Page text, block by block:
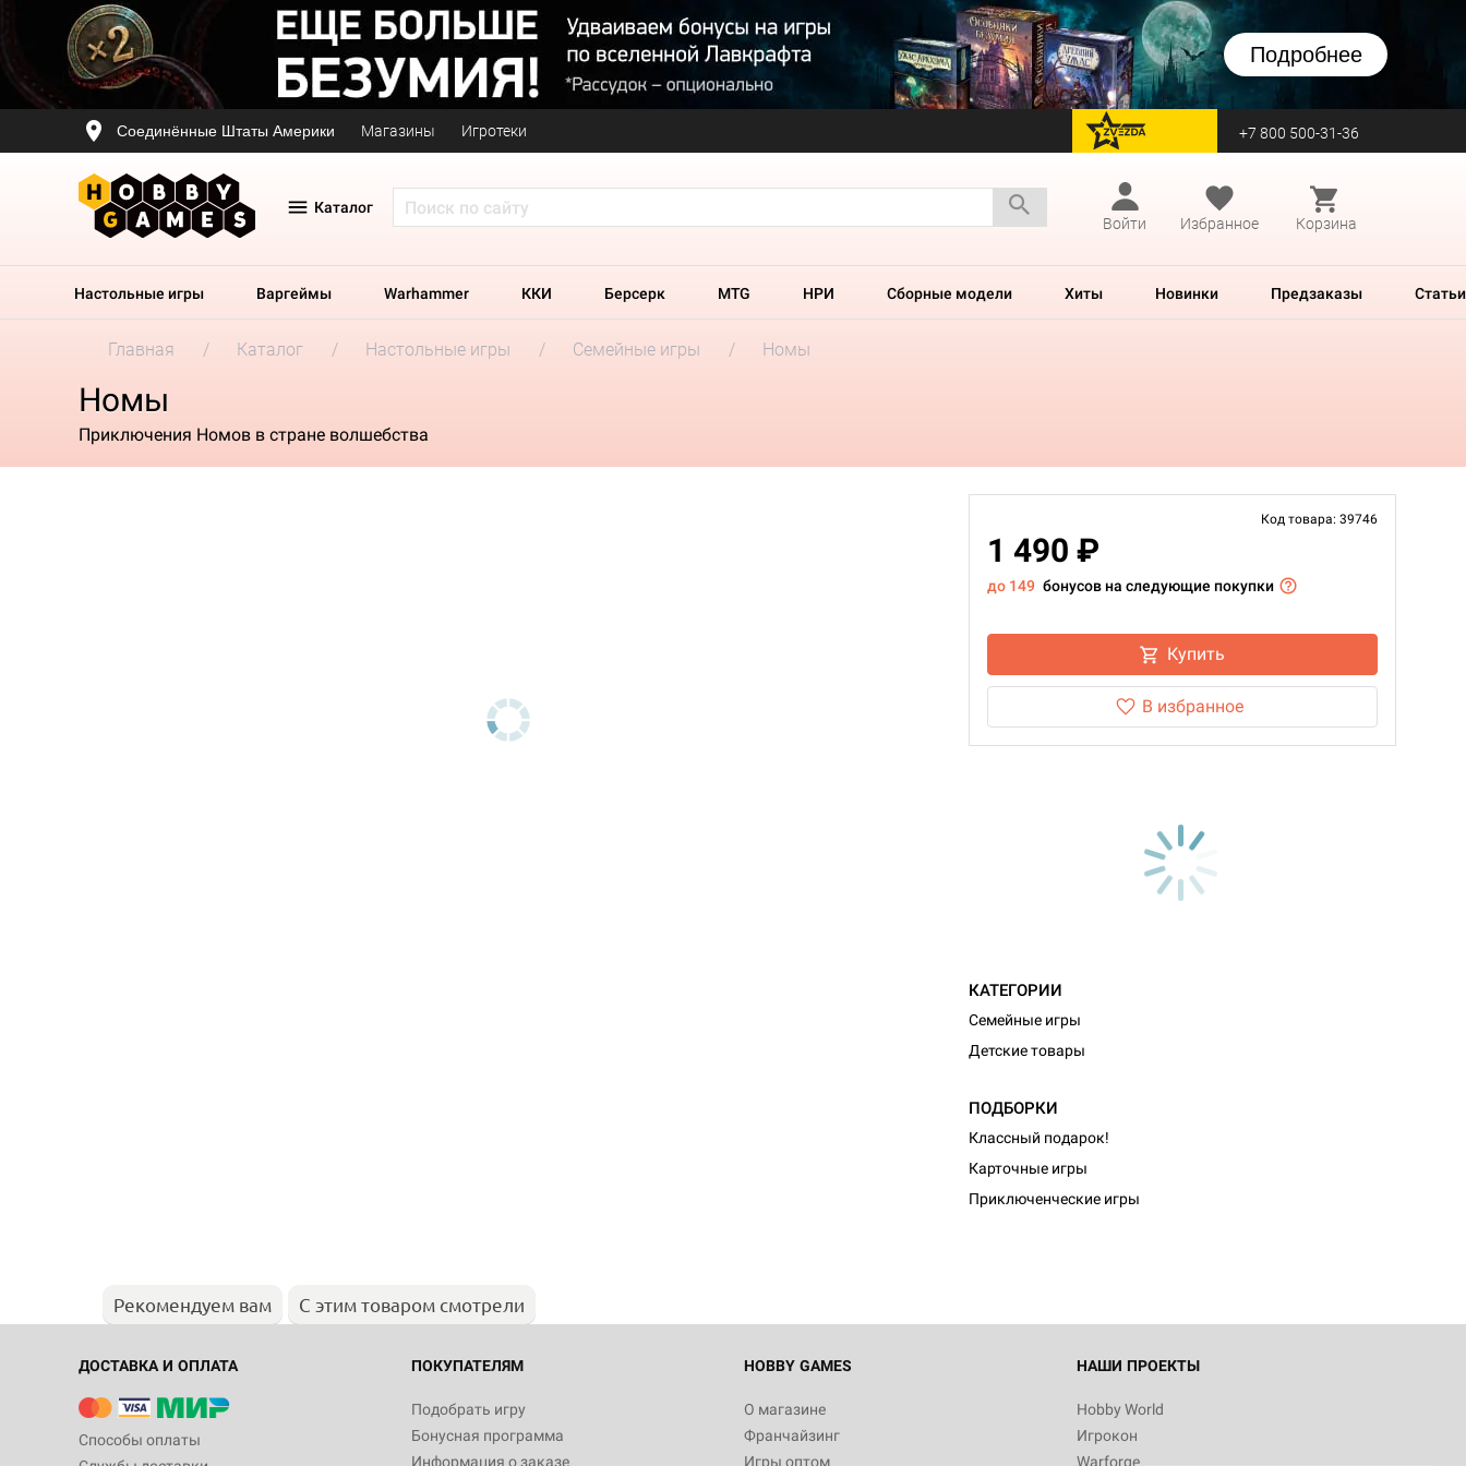
Подробнее
Соединённые Штаты Америки Магазины Игротеки перейти на Zvezda +7 800 500-31-36
Каталог
Войти
Избранное Корзина
Настольные игры Варгеймы Warhammer ККИ Берсерк MTG НРИ Сборные модели Хиты Новинки Предзаказы Статьи
Главная Каталог Настольные игры Семейные игры Номы
Номы
Приключения Номов в стране волшебства
Код товара: 39746
1 490 ₽
до 149 бонусов на следующие покупки
Купить
В избранное
КАТЕГОРИИ
Семейные игры
Детские товары
ПОДБОРКИ
Классный подарок!
Карточные игры
Приключенческие игры
Рекомендуем вам С этим товаром смотрели
ДОСТАВКА И ОПЛАТА
Способы оплаты
ПОКУПАТЕЛЯМ
Подобрать игру
Бонусная программа
Информация о заказе
HOBBY GAMES
О магазине
Франчайзинг
Игры оптом
НАШИ ПРОЕКТЫ
Hobby World
Игрокон
Warforge